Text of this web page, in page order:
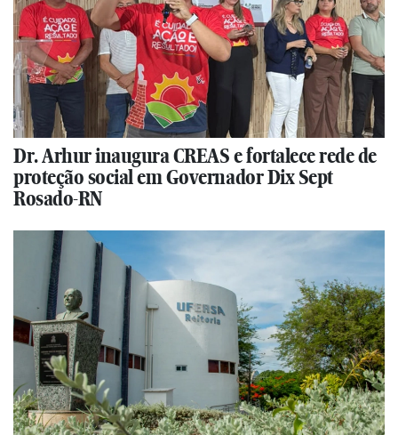
Dr. Arhur inaugura CREAS e fortalece rede de
proteção social em Governador Dix Sept
Rosado-RN